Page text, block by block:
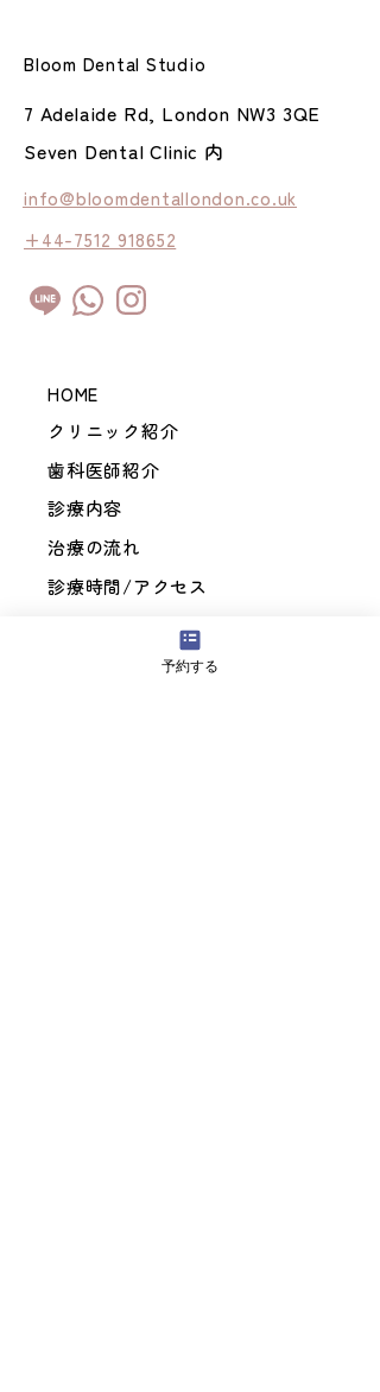
Bloom Dental Studio
7 Adelaide Rd, London NW3 3QE
Seven Dental Clinic 内
info@bloomdentallondon.co.uk
+44-7512 918652
HOME
クリニック紹介
歯科医師紹介
診療内容
治療の流れ
診療時間/アクセス
予約する